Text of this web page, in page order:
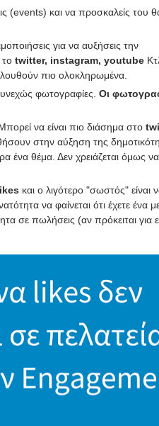
(events) και να προσκαλείς του
για να αυξήσεις την
twitter, instagram, youtube
πιο ολοκληρωμένα.
φωτογραφίες. Οι
Μπορεί να είναι πιο διάσημα στο
στην αύξηση της
ένα θέμα. Δεν χρειάζεται όμως
και ο λιγότερο "σωστός" είναι
να φαίνεται ότι έχετε ένα
σε πωλήσεις (αν πρόκειται για